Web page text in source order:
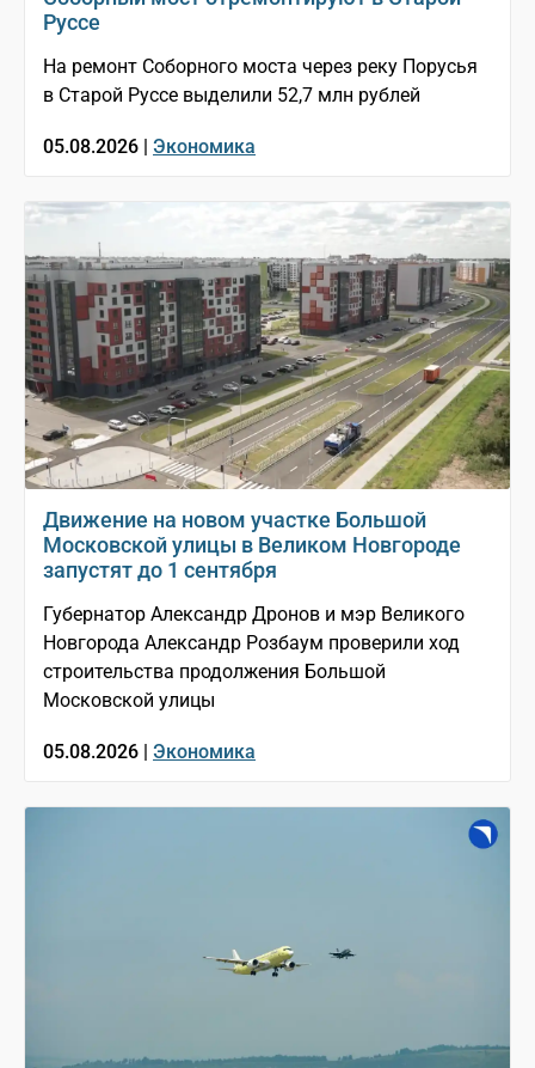
Руссе
На ремонт Соборного моста через реку Порусья
в Старой Руссе выделили 52,7 млн рублей
05.08.2026 | Экономика
Движение на новом участке Большой
Московской улицы в Великом Новгороде
запустят до 1 сентября
Губернатор Александр Дронов и мэр Великого
Новгорода Александр Розбаум проверили ход
строительства продолжения Большой
Московской улицы
05.08.2026 | Экономика